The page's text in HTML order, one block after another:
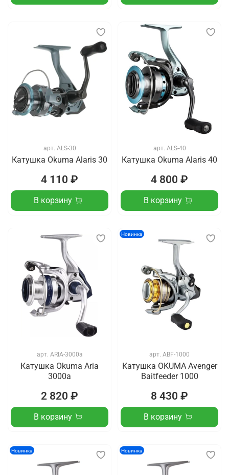
арт. ALS-30
Катушка Okuma Alaris 30
4 110 ₽
В корзину
арт. ALS-40
Катушка Okuma Alaris 40
4 800 ₽
В корзину
арт. ARIA-3000a
Катушка Okuma Aria
3000a
2 820 ₽
В корзину
Новинка
арт. ABF-1000
Катушка OKUMA Avenger
Baitfeeder 1000
8 430 ₽
В корзину
Новинка Новинка